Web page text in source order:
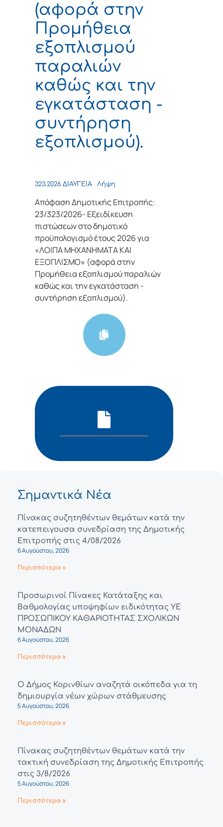
(αφορά στην
Προμήθεια
εξοπλισμού
παραλιών
καθώς και την
εγκατάσταση -
συντήρηση
εξοπλισμού).
323.2026 ΔΙΑΥΓΕΙΑ Λήψη
Απόφαση Δημοτικής Επιτροπής:
23/323/2026- Εξειδίκευση
πιστώσεων στο δημοτικό
προϋπολογισμό έτους 2026 για
«ΛΟΙΠΑ ΜΗΧΑΝΗΜΑΤΑ ΚΑΙ
ΕΞΟΠΛΙΣΜΟ» (αφορά στην
Προμήθεια εξοπλισμού παραλιών
καθώς και την εγκατάσταση -
συντήρηση εξοπλισμού).
Σημαντικά Νέα
Πίνακας συζητηθέντων θεμάτων κατά την
κατεπειγουσα συνεδρίαση της Δημοτικής
Επιτροπής στις 4/08/2026
6 Αυγούστου, 2026
Περισσότερα »
Προσωρινοί Πίνακες Κατάταξης και
Βαθμολογίας υποψηφίων ειδικότητας ΥΕ
ΠΡΟΣΩΠΙΚΟΥ ΚΑΘΑΡΙΟΤΗΤΑΣ ΣΧΟΛΙΚΩΝ
ΜΟΝΑΔΩΝ
6 Αυγούστου, 2026
Περισσότερα »
Ο Δήμος Κορινθίων αναζητά οικόπεδα για τη
δημιουργία νέων χώρων στάθμευσης
5 Αυγούστου, 2026
Περισσότερα »
Πίνακας συζητηθέντων θεμάτων κατά την
τακτική συνεδρίαση της Δημοτικής Επιτροπής
στις 3/8/2026
5 Αυγούστου, 2026
Περισσότερα »